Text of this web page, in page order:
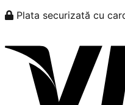
Plata securizată cu